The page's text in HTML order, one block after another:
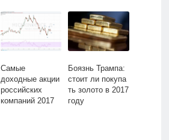
Самые
доходные акции
российских
компаний 2017
Боязнь Трампа:
стоит ли покупа
ть золото в 2017
году